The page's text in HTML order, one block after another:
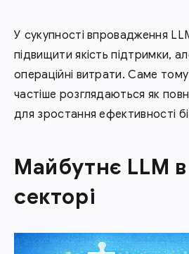
У сукупності впровадження
підвищити якість підтримки,
операційні витрати. Саме
частіше розглядаються як
для зростання ефективності
Майбутнє LLM
секторі